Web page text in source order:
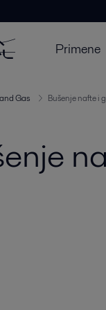
Primene
Gas Bušenje nafte i